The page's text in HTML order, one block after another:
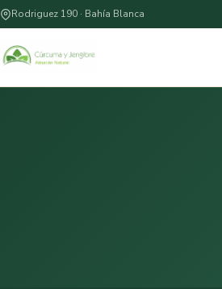
Rodriguez 190 · Bahía Blanca